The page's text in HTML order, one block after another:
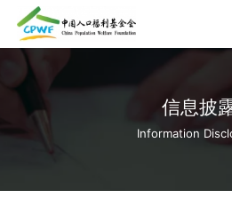
信息披
Information